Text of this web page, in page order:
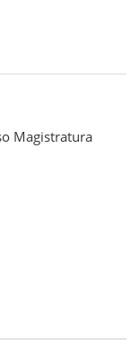
Magistratura